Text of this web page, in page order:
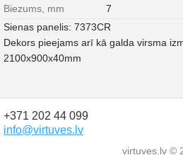
Biezums, mm
7
Sienas panelis: 7373CR
Dekors pieejams arī kā galda virsma
2100x900x40mm
+371 202 44 099
info@virtuves.lv
virtuves.lv ©